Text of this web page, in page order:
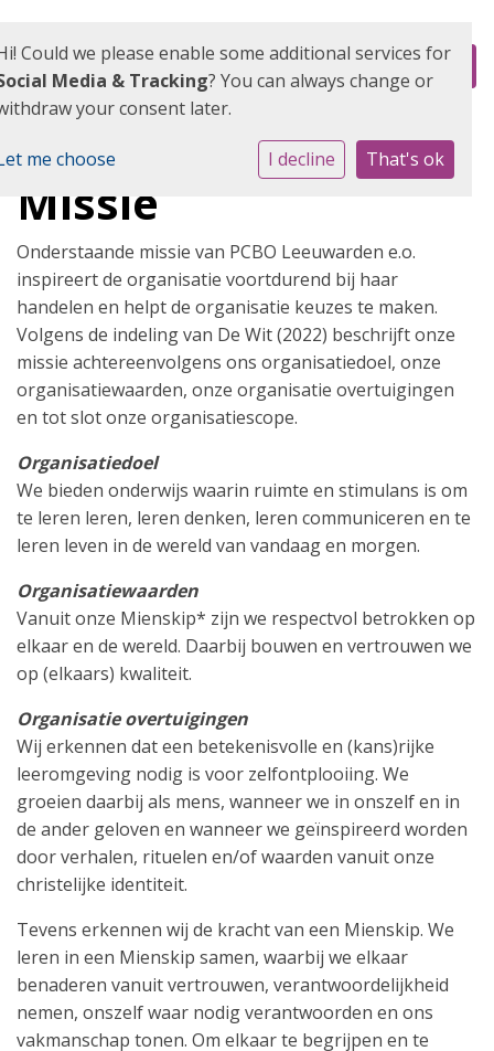
Missie
Onderstaande missie van PCBO Leeuwarden e.o.
inspireert de organisatie voortdurend bij haar
handelen en helpt de organisatie keuzes te maken.
Volgens de indeling van De Wit (2022) beschrijft onze
missie achtereenvolgens ons organisatiedoel, onze
organisatiewaarden, onze organisatie overtuigingen
en tot slot onze organisatiescope.
Organisatiedoel
We bieden onderwijs waarin ruimte en stimulans is om
te leren leren, leren denken, leren communiceren en te
leren leven in de wereld van vandaag en morgen.
Organisatiewaarden
Vanuit onze Mienskip* zijn we respectvol betrokken op
elkaar en de wereld. Daarbij bouwen en vertrouwen we
op (elkaars) kwaliteit.
Organisatie overtuigingen
Wij erkennen dat een betekenisvolle en (kans)rijke
leeromgeving nodig is voor zelfontplooiing. We
groeien daarbij als mens, wanneer we in onszelf en in
de ander geloven en wanneer we geïnspireerd worden
door verhalen, rituelen en/of waarden vanuit onze
christelijke identiteit.
Tevens erkennen wij de kracht van een Mienskip. We
leren in een Mienskip samen, waarbij we elkaar
benaderen vanuit vertrouwen, verantwoordelijkheid
nemen, onszelf waar nodig verantwoorden en ons
vakmanschap tonen. Om elkaar te begrijpen en te
Could we please enable some additional services for
Media & Tracking? You can always change or
your consent later.
me choose I decline That's ok